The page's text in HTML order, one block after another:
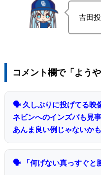
吉田
コメント欄で「よう
🗣 久しぶりに投げてる映
ネビンへのインズバも見事
あんま良い例じゃないか
🗣 「何げない真っすぐと